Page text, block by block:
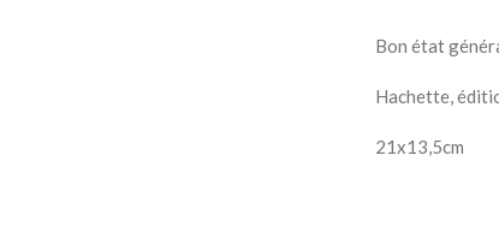
Bon état
Hachette,
21x13,5cm